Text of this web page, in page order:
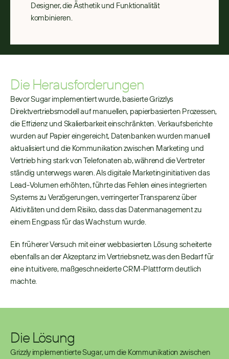
Designer, die Ästhetik und Funktionalität
kombinieren.
Die Herausforderungen
Bevor Sugar implementiert wurde, basierte Grizzlys
Direktvertriebsmodell auf manuellen, papierbasierten Prozessen,
die Effizienz und Skalierbarkeit einschränkten. Verkaufsberichte
wurden auf Papier eingereicht, Datenbanken wurden manuell
aktualisiert und die Kommunikation zwischen Marketing und
Vertrieb hing stark von Telefonaten ab, während die Vertreter
ständig unterwegs waren. Als digitale Marketinginitiativen das
Lead-Volumen erhöhten, führte das Fehlen eines integrierten
Systems zu Verzögerungen, verringerter Transparenz über
Aktivitäten und dem Risiko, dass das Datenmanagement zu
einem Engpass für das Wachstum wurde.
Ein früherer Versuch mit einer webbasierten Lösung scheiterte
ebenfalls an der Akzeptanz im Vertriebsnetz, was den Bedarf für
eine intuitivere, maßgeschneiderte CRM-Plattform deutlich
machte.
Die Lösung
Grizzly implementierte Sugar, um die Kommunikation zwischen